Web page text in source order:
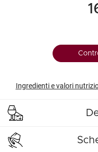
Ingredienti e valori